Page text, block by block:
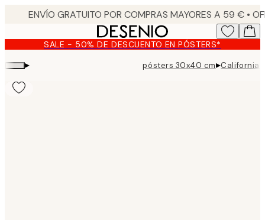
content.SALE - 50% DE DESCUENTO EN PÓSTERS*
▸ pósters 30x40 cm▸California